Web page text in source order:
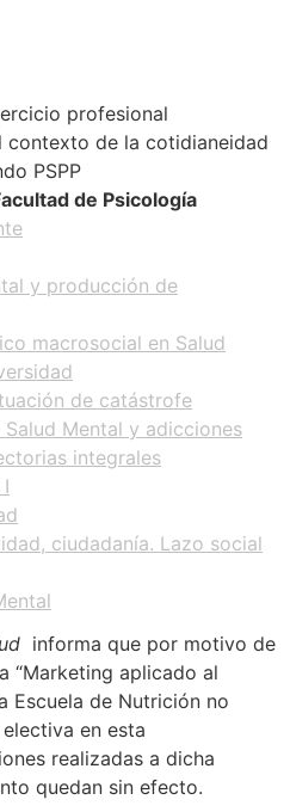
profesional
contexto de la cotidianeidad
PSPP
de Psicología
y producción de
macrosocial en Salud
de catástrofe
Mental y adicciones
integrales
ciudadanía. Lazo social
informa que por motivo de
“Marketing aplicado al
Escuela de Nutrición no
en esta
realizadas a dicha
quedan sin efecto.